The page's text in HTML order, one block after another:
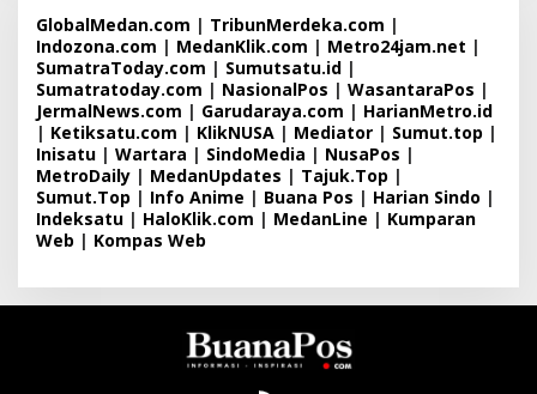
GlobalMedan.com | TribunMerdeka.com |
Indozona.com | MedanKlik.com | Metro24jam.net |
SumatraToday.com | Sumutsatu.id |
Sumatratoday.com | NasionalPos | WasantaraPos |
JermalNews.com | Garudaraya.com | HarianMetro.id
| Ketiksatu.com | KlikNUSA | Mediator | Sumut.top |
Inisatu | Wartara | SindoMedia | NusaPos |
MetroDaily | MedanUpdates | Tajuk.Top |
Sumut.Top | Info Anime | Buana Pos | Harian Sindo |
Indeksatu | HaloKlik.com | MedanLine | Kumparan
Web | Kompas Web